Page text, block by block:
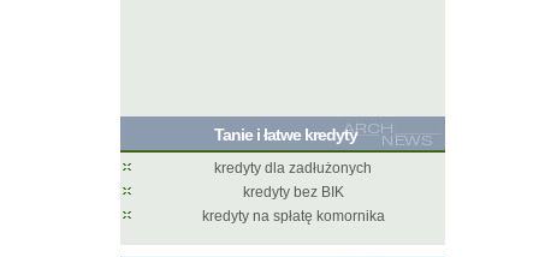
Tanie i łatwe kredyty
kredyty dla zadłużonych
kredyty bez BIK
kredyty na spłatę komornika